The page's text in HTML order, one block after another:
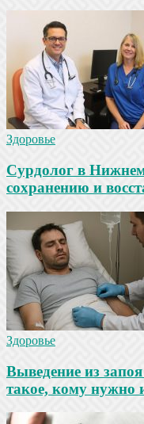
Здоровье
Сурдолог в
сохранению и
Здоровье
Выведение из
такое, кому нужно